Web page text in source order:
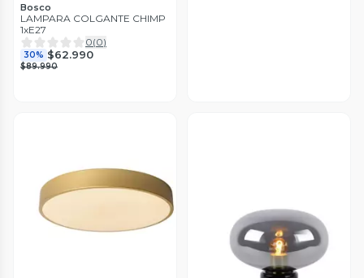
Bosco
LAMPARA COLGANTE CHIMP
1xE27
0(0)
30% $62.990
$89.990